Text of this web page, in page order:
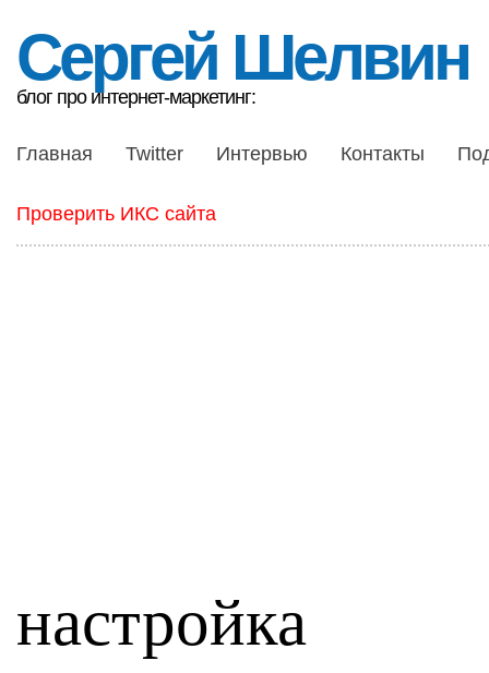
Сергей Шелвин
блог про интернет-маркетинг:
Главная Twitter Интервью Контакты
Проверить ИКС сайта
настройка